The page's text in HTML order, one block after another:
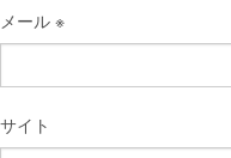
メール ※
サイト